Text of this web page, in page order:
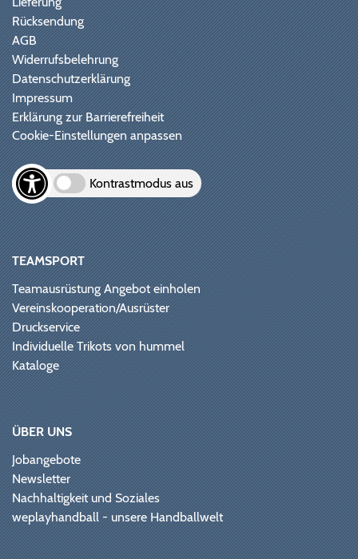
Rücksendung
AGB
Widerrufsbelehrung
Datenschutzerklärung
Impressum
Erklärung zur Barrierefreiheit
Cookie-Einstellungen anpassen
Kontrastmodus aus
TEAMSPORT
Teamausrüstung Angebot einholen
Vereinskooperation/Ausrüster
Druckservice
Individuelle Trikots von hummel
Kataloge
ÜBER UNS
Jobangebote
Newsletter
Nachhaltigkeit und Soziales
weplayhandball - unsere Handballwelt